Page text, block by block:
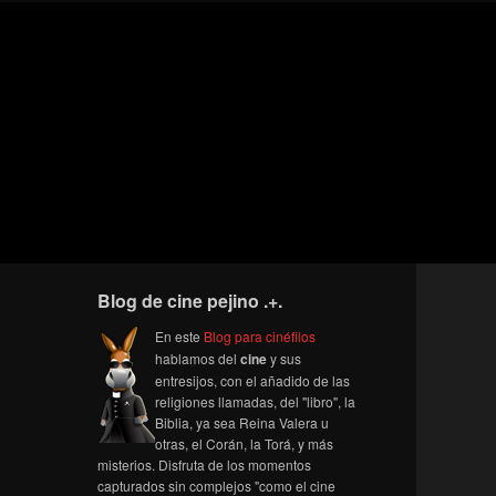
Blog de cine pejino .+.
En este Blog para cinéfilos
hablamos del ciney sus
entresijos, con el añadido de las
religiones llamadas, del "libro", la
Biblia, ya sea Reina Valera u
otras, el Corán, la Torá, y más
misterios. Disfruta de los momentos
capturados sin complejos "como el cine